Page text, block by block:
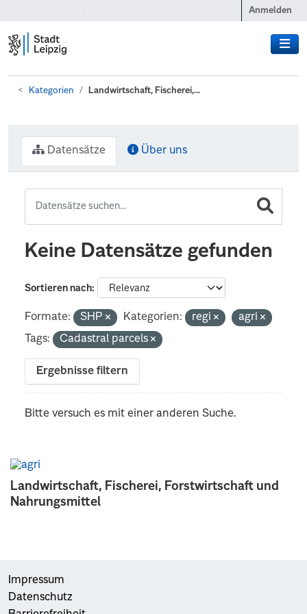
Anmelden
Kategorien Landwirtschaft, Fischerei,...
Landwirtschaft, Fischerei, Forstwirtschaft und
Nahrungsmittel
Datensätze Über uns
Keine Datensätze gefunden
Sortieren nach
Formate: SHP Kategorien: regi
agri
Tags:
Cadastral parcels
Ergebnisse filtern
Bitte versuch es mit einer anderen Suche.
Impressum
Datenschutz